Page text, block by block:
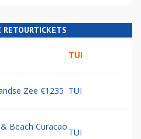
RETOURTICKETS
TUI
Zee €1235 TUI
Beach Curacao
TUI